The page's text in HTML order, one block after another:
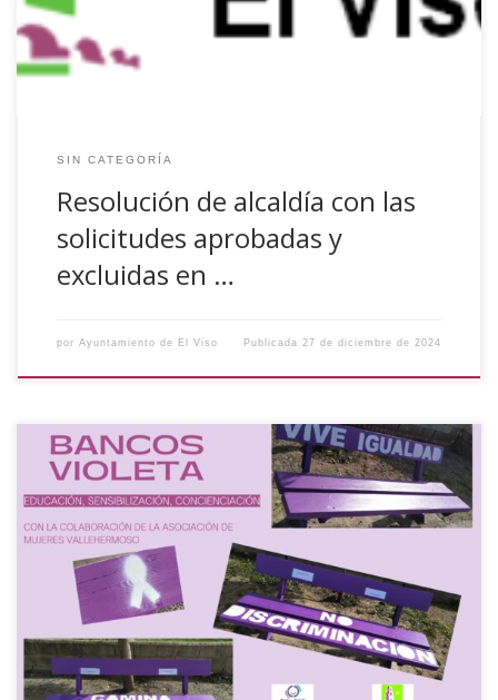
17/10/2024. Vistas las solicitudes presentadas en el marco
de […]
SIN CATEGORÍA
Resolución de alcaldía con las
solicitudes aprobadas y
excluidas en …
por Ayuntamiento de El Viso Publicada 27 de diciembre de 2024
BANCOS VIOLETA En esta fecha tan señalada, mujeres y
hombres de todos los países ponen su voz en alto para
recordar al mundo que hay que continuar esforzándose
para acabar con las desigualdades, la discriminación, el
acoso y la violencia. Debemos respaldar una educación
diversa, igualitaria y cooperativa para reforzar […]